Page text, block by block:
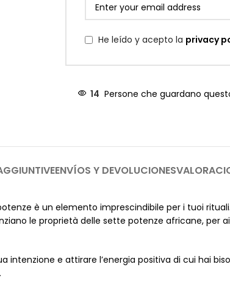
He leído y acepto la privacy
14 Persone che guardano
ENVÍOS Y DEVOLUCIONES
è un elemento imprescindibile per i tuoi
le proprietà delle sette potenze africane, per
e attirare l’energia positiva di cui hai